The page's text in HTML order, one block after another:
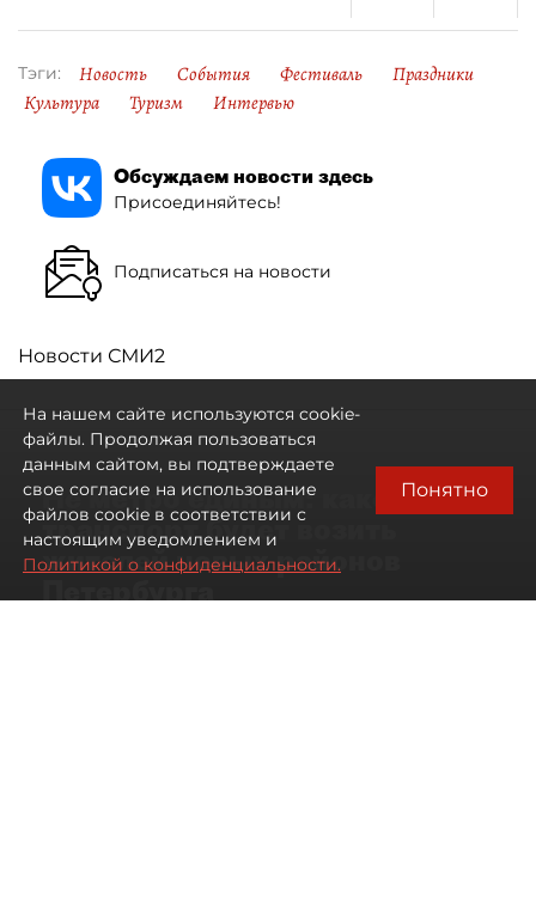
Тэги: Новость События Фестиваль
Праздники
Культура
Туризм Интервью
Обсуждаем новости здесь
Присоединяйтесь!
Подписаться на новости
Новости СМИ2
Не метро единым: какой
транспорт будет возить
жителей новых районов
Петербурга
На нашем сайте используются cookie-
файлы. Продолжая пользоваться
данным сайтом, вы подтверждаете
свое согласие на использование
файлов cookie в соответствии с
настоящим уведомлением и
Политикой о конфиденциальности.
Понятно